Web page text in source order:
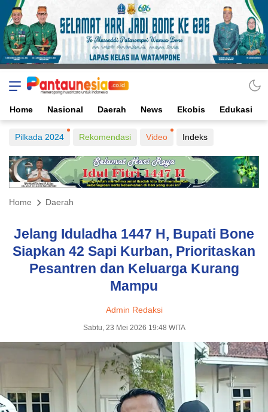
Home Nasional Daerah News Ekobis Edukasi
Pilkada 2024 Rekomendasi Video Indeks
Home Daerah
Jelang Iduladha 1447 H, Bupati Bone
Siapkan 42 Sapi Kurban, Prioritaskan
Pesantren dan Keluarga Kurang
Mampu
Admin Redaksi
Sabtu, 23 Mei 2026 19:48 WITA